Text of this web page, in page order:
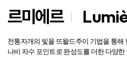
르미에르
전통자개의 빛을 뜨왈드주이 기법을 통
나비 자수 포인트로 완성도를 더한 다양